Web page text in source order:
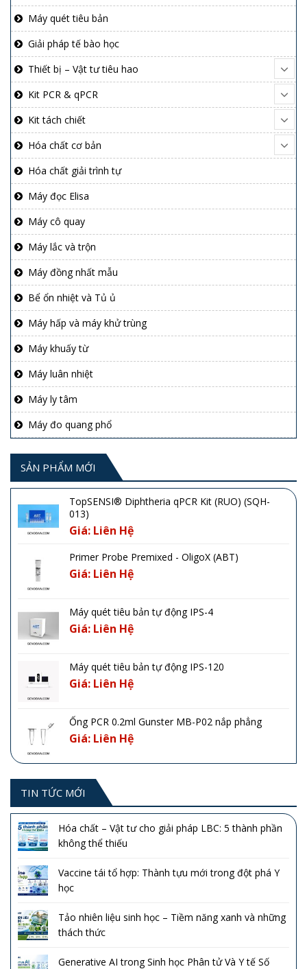
Máy quét tiêu bản
Giải pháp tế bào học
Thiết bị – Vật tư tiêu hao
Kit PCR & qPCR
Kit tách chiết
Hóa chất cơ bản
Hóa chất giải trình tự
Máy đọc Elisa
Máy cô quay
Máy lắc và trộn
Máy đồng nhất mẫu
Bể ổn nhiệt và Tủ ủ
Máy hấp và máy khử trùng
Máy khuấy từ
Máy luân nhiệt
Máy ly tâm
Máy đo quang phổ
SẢN PHẨM MỚI
TopSENSI® Diphtheria qPCR Kit (RUO) (SQH-
013)
Giá: Liên Hệ
Primer Probe Premixed - OligoX (ABT)
Giá: Liên Hệ
Máy quét tiêu bản tự động IPS-4
Giá: Liên Hệ
Máy quét tiêu bản tự động IPS-120
Giá: Liên Hệ
Ống PCR 0.2ml Gunster MB-P02 nắp phẳng
Giá: Liên Hệ
TIN TỨC MỚI
Hóa chất – Vật tư cho giải pháp LBC: 5 thành phần
không thể thiếu
Vaccine tái tổ hợp: Thành tựu mới trong đột phá Y
học
Tảo nhiên liệu sinh học – Tiềm năng xanh và những
thách thức
Generative AI trong Sinh học Phân tử Và Y tế Số